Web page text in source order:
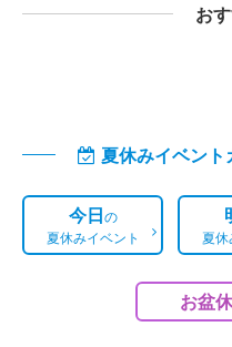
お
夏休みイベン
今日の
夏休みイベント
夏休
お盆